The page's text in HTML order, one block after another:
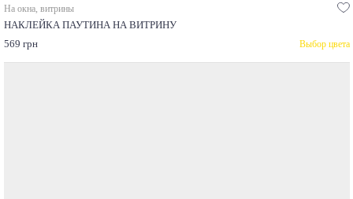
На окна, витрины
НАКЛЕЙКА ПАУТИНА НА ВИТРИНУ
569 грн
Выбор цвета